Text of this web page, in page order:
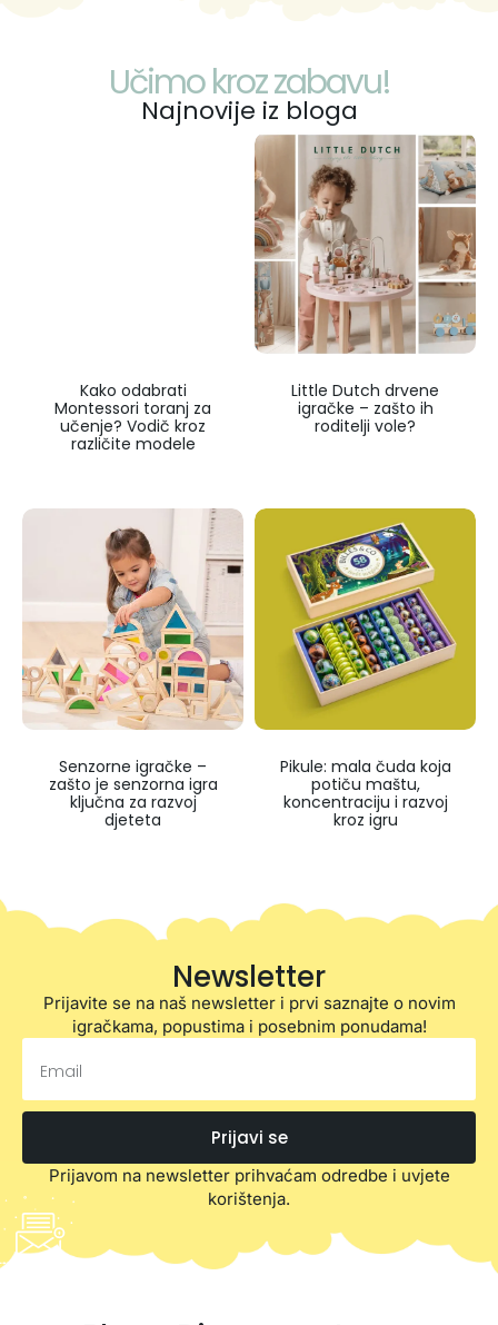
Učimo kroz zabavu!
Najnovije iz bloga
Kako odabrati
Montessori toranj za
učenje? Vodič kroz
različite modele
Little Dutch drvene
igračke – zašto ih
roditelji vole?
Senzorne igračke –
zašto je senzorna igra
ključna za razvoj
djeteta
Pikule: mala čuda koja
potiču maštu,
koncentraciju i razvoj
kroz igru
Newsletter
Prijavite se na naš newsletter i prvi saznajte o novim
igračkama, popustima i posebnim ponudama!
Prijavi se
Prijavom na newsletter prihvaćam odredbe i uvjete
korištenja.